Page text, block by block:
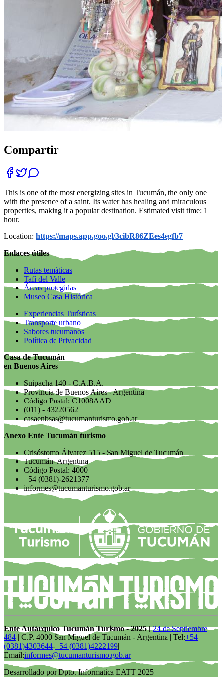
Compartir
This is one of the most energizing sites in Tucumán, the only one
with the presence of a saint. Its water has healing and miraculous
properties, making it a popular destination. Estimated visit time: 1
hour.
Location: https://maps.app.goo.gl/3cibR86ZEes4egfb7
Enlaces útiles
Rutas temáticas
Tafí del Valle
Áreas protegidas
Museo Casa Histórica
Experiencias Turísticas
Transporte urbano
Sabores tucumanos
Política de Privacidad
Casa de Tucumán
en Buenos Aires
Suipacha 140 - C.A.B.A.
Provincia de Buenos Aires - Argentina
Código Postal: C1008AAD
(011) - 43220562
casaenbsas@tucumanturismo.gob.ar
Anexo Ente Tucumán turismo
Crisóstomo Álvarez 515 - San Miguel de Tucumán
Tucumán- Argentina
Código Postal: 4000
+54 (0381)-2621377
informes@tucumanturismo.gob.ar
Ente Autárquico Tucumán Turismo - 2025 |24 de Septiembre
484 | C.P. 4000 San Miguel de Tucumán - Argentina | Tel:+54
(0381)4303644-+54 (0381)4222199|
Email:informes@tucumanturismo.gob.ar
Desarrollado por Dpto. Informatica EATT 2025